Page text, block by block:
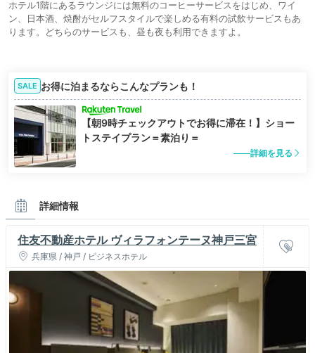
ホテル1階にあるラウンジには無料のコーヒーサービスをはじめ、ワイ
ン、日本酒、焼酎がセルフスタイルで楽しめる有料の試飲サービスもあ
ります。どちらのサービスも、昼も夜も利用できますよ。
SALE お得に泊まるならこんなプランも！
【朝9時チェックアウトでお得に滞在！】ショー
トステイプラン＝素泊り＝
詳細を見る
詳細情報
住友不動産ホテル ヴィラフォンテーヌ神戸三宮
兵庫県 / 神戸 / ビジネスホテル